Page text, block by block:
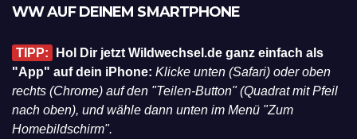
WW AUF DEINEM SMARTPHONE
TIPP:
Hol Dir jetzt Wildwechsel.de ganz einfach als
"App" auf dein iPhone: Klicke unten (Safari) oder oben
rechts (Chrome) auf den "Teilen-Button" (Quadrat mit Pfeil
nach oben), und wähle dann unten im Menü "Zum
Homebildschirm".